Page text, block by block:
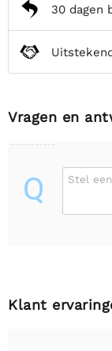
30 dagen
Vragen en
Q Stel
Klant